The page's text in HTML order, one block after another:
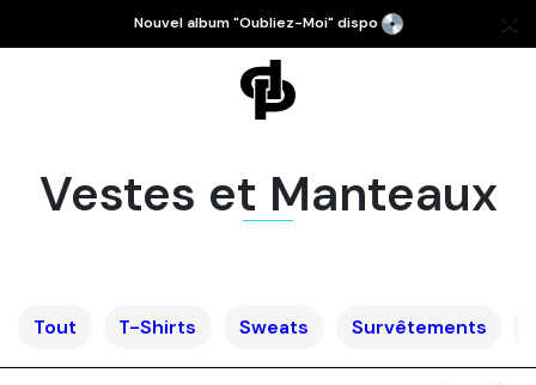
Nouvel album "Oubliez-Moi" dispo
Vestes et Manteaux
Tout T-Shirts Sweats Survêtements